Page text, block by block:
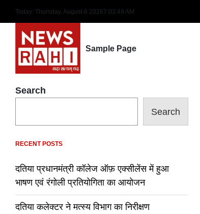
content
Today: Thursday, August 6 20267:03:50 AM
Sample Page
Search
Search
RECENT POSTS
दतिया प्रधानमंत्री कॉलेज ऑफ़ एक्सीलेंस में हुआ
भाषण एवं रंगोली प्रतियोगिता का आयोजन
दतिया कलेक्टर ने मत्स्य विभाग का निरीक्षण